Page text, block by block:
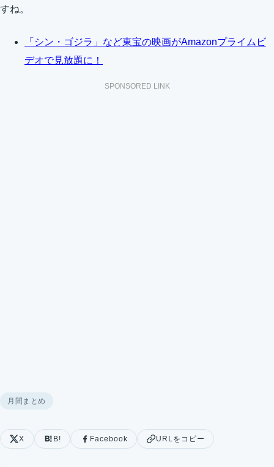
すね。
「シン・ゴジラ」など東宝の映画がAmazonプライムビ
デオで見放題に！
SPONSORED LINK
月間まとめ
X B! Facebook URLをコピー